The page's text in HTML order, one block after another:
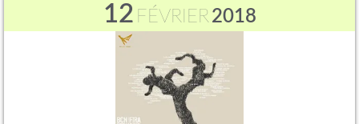
12 FÉVRIER2018